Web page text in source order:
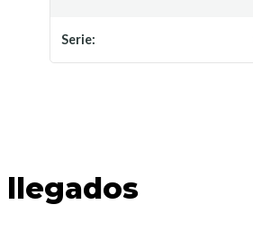
Serie:
llegados